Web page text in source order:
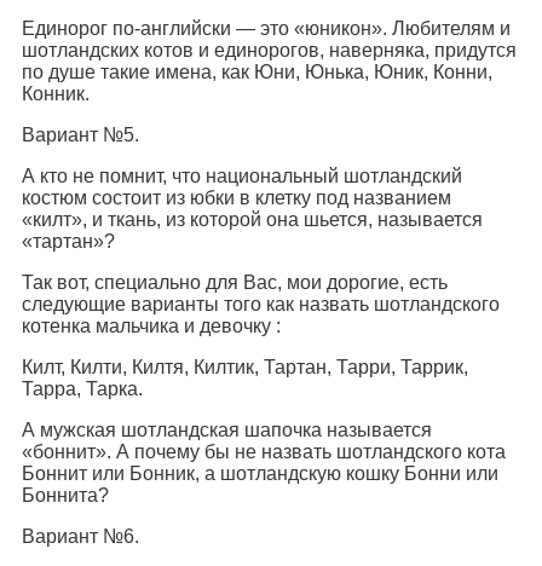
Единорог по-английски — это «юникон». Любителям и
шотландских котов и единорогов, наверняка, придутся
по душе такие имена, как Юни, Юнька, Юник, Конни,
Конник.
Вариант №5.
А кто не помнит, что национальный шотландский
костюм состоит из юбки в клетку под названием
«килт», и ткань, из которой она шьется, называется
«тартан»?
Так вот, специально для Вас, мои дорогие, есть
следующие варианты того как назвать шотландского
котенка мальчика и девочку :
Килт, Килти, Килтя, Килтик, Тартан, Тарри, Таррик,
Тарра, Тарка.
А мужская шотландская шапочка называется
«боннит». А почему бы не назвать шотландского кота
Боннит или Бонник, а шотландскую кошку Бонни или
Боннита?
Вариант №6.